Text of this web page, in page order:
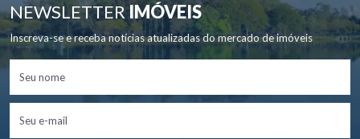
NEWSLETTERIMÓVEIS
Inscreva-se e receba notícias atualizadas do mercado de imóveis